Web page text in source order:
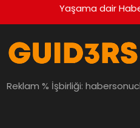
Yaşama dair
Reklam % İşbirliği: